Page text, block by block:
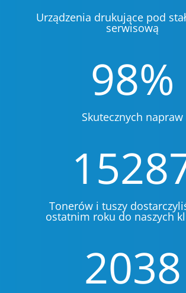
Urządzenia drukujące pod
serwisową
98%
Skutecznych napraw
Tonerów i tuszy
ostatnim roku do naszych
2038